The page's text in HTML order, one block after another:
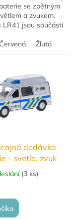
se zpětným
a zvukem.
LR41 jsou součástí
zelená a
Červená Žlutá
dodávka
- svetlo, zvuk
(3 ks)